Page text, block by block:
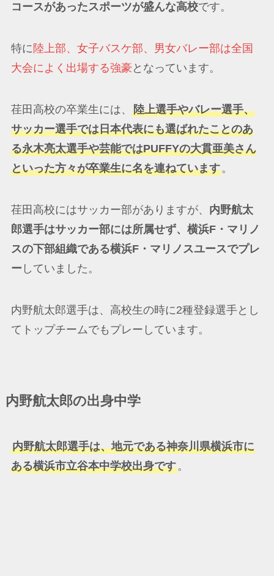
コースがあったスポーツが盛んな高校です。
特に陸上部、女子バスケ部、男女バレー部は全国
大会によく出場する強豪 となっています。
荏田高校の卒業生には、 陸上選手やバレー選手、
サッカー選手では日本代表にも選ばれたことのあ
る永木亮太選手や芸能ではPUFFYの大貫亜美さん
といった方々が卒業生に名を連ねています。
荏田高校にはサッカー部がありますが、 内野航太
郎選手はサッカー部には所属せず、横浜F・マリノ
スの下部組織である横浜F・マリノスユースでプレ
ー していました。
内野航太郎選手は、高校生の時に2種登録選手とし
てトップチームでもプレーしています。
内野航太郎の出身中学
内野航太郎選手は、地元である神奈川県横浜市に
ある横浜市立谷本中学校出身です。